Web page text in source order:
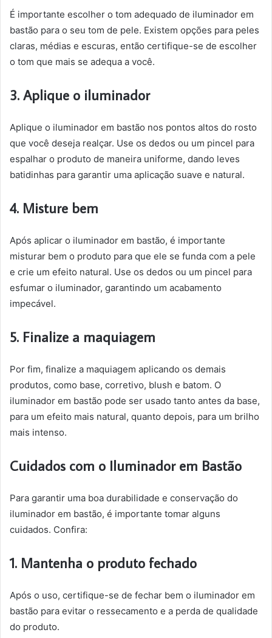
É importante escolher o tom adequado de iluminador em
bastão para o seu tom de pele. Existem opções para peles
claras, médias e escuras, então certifique-se de escolher
o tom que mais se adequa a você.
3. Aplique o iluminador
Aplique o iluminador em bastão nos pontos altos do rosto
que você deseja realçar. Use os dedos ou um pincel para
espalhar o produto de maneira uniforme, dando leves
batidinhas para garantir uma aplicação suave e natural.
4. Misture bem
Após aplicar o iluminador em bastão, é importante
misturar bem o produto para que ele se funda com a pele
e crie um efeito natural. Use os dedos ou um pincel para
esfumar o iluminador, garantindo um acabamento
impecável.
5. Finalize a maquiagem
Por fim, finalize a maquiagem aplicando os demais
produtos, como base, corretivo, blush e batom. O
iluminador em bastão pode ser usado tanto antes da base,
para um efeito mais natural, quanto depois, para um brilho
mais intenso.
Cuidados com o Iluminador em Bastão
Para garantir uma boa durabilidade e conservação do
iluminador em bastão, é importante tomar alguns
cuidados. Confira:
1. Mantenha o produto fechado
Após o uso, certifique-se de fechar bem o iluminador em
bastão para evitar o ressecamento e a perda de qualidade
do produto.